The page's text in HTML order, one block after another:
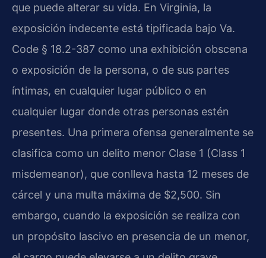
que puede alterar su vida. En Virginia, la
exposición indecente está tipificada bajo Va.
Code § 18.2-387 como una exhibición obscena
o exposición de la persona, o de sus partes
íntimas, en cualquier lugar público o en
cualquier lugar donde otras personas estén
presentes. Una primera ofensa generalmente se
clasifica como un delito menor Clase 1 (Class 1
misdemeanor), que conlleva hasta 12 meses de
cárcel y una multa máxima de $2,500. Sin
embargo, cuando la exposición se realiza con
un propósito lascivo en presencia de un menor,